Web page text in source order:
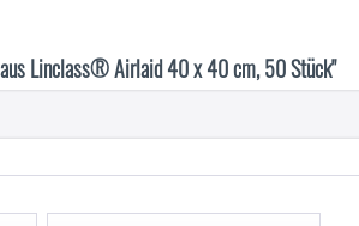
aus Linclass® Airlaid 40 x 40 cm, 50 Stück"